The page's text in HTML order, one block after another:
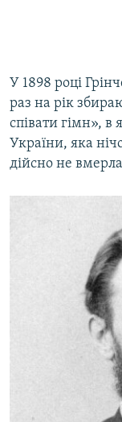
У 1898 році
раз на рік
співати гімн», в
України, яка
дійсно не